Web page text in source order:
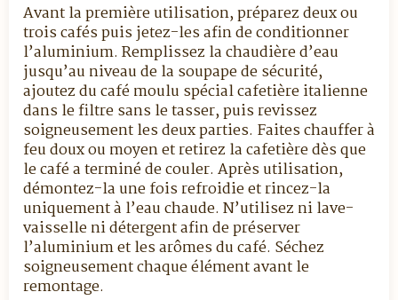
Avant la première utilisation, préparez deux ou
trois cafés puis jetez-les afin de conditionner
l’aluminium. Remplissez la chaudière d’eau
jusqu’au niveau de la soupape de sécurité,
ajoutez du café moulu spécial cafetière italienne
dans le filtre sans le tasser, puis revissez
soigneusement les deux parties. Faites chauffer à
feu doux ou moyen et retirez la cafetière dès que
le café a terminé de couler. Après utilisation,
démontez-la une fois refroidie et rincez-la
uniquement à l’eau chaude. N’utilisez ni lave-
vaisselle ni détergent afin de préserver
l’aluminium et les arômes du café. Séchez
soigneusement chaque élément avant le
remontage.